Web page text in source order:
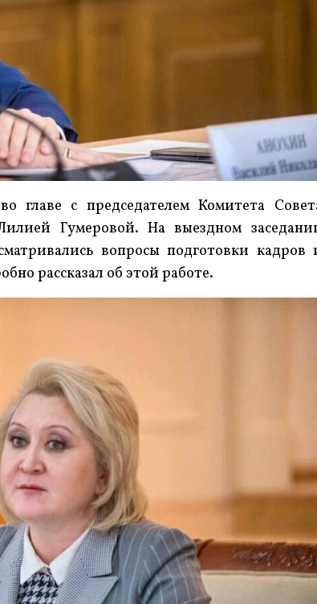
главе с председателем Комитета
Гумеровой. На выездном
вопросы подготовки кадров
рассказал об этой работе.